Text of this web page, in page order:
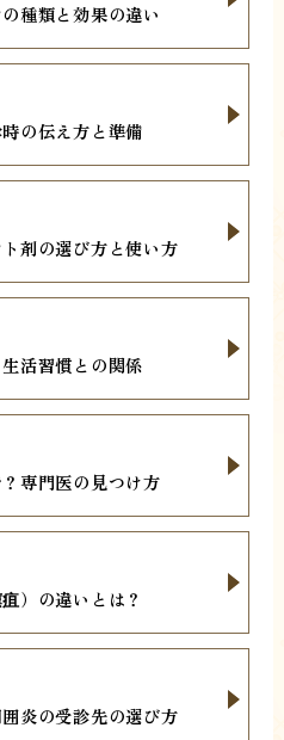
種類と効果の違い
の伝え方と準備
剤の選び方と使い方
活習慣との関係
専門医の見つけ方
）の違いとは？
炎の受診先の選び方